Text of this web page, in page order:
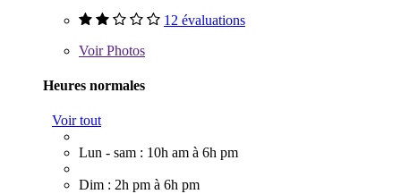
12 évaluations
VoirPhotos
Heures normales
Voir tout
Lun - sam : 10h am à 6h pm
Dim : 2h pm à 6h pm